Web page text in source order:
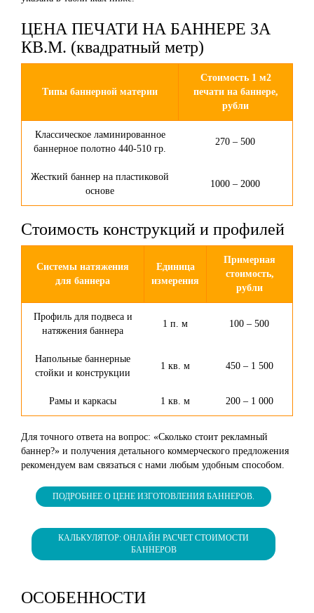
ЦЕНА ПЕЧАТИ НА БАННЕРЕ ЗА
КВ.М. (квадратный метр)
Типы баннерной материи
Стоимость 1 м2
печати на баннере,
рубли
Классическое ламинированное
баннерное полотно 440-510 гр.
270 – 500
Жесткий баннер на пластиковой
основе
1000 – 2000
Стоимость конструкций и профилей
Системы натяжения
для баннера
Единица
измерения
Примерная
стоимость,
рубли
Профиль для подвеса и
натяжения баннера
1 п. м 100 – 500
Напольные баннерные
стойки и конструкции
1 кв. м 450 – 1 500
Рамы и каркасы 1 кв. м 200 – 1 000
Для точного ответа на вопрос: «Сколько стоит рекламный
баннер?» и получения детального коммерческого предложения
рекомендуем вам связаться с нами любым удобным способом.
ПОДРОБНЕЕ О ЦЕНЕ ИЗГОТОВЛЕНИЯ БАННЕРОВ.
КАЛЬКУЛЯТОР: ОНЛАЙН РАСЧЕТ СТОИМОСТИ
БАННЕРОВ
ОСОБЕННОСТИ